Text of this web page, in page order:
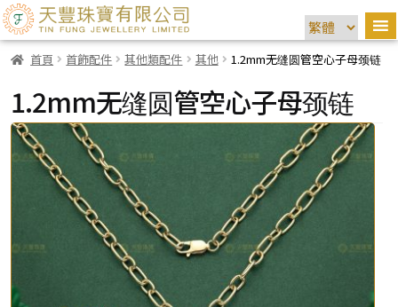
首頁 首飾配件 其他類配件 其他 1.2mm无缝圆管空心子母颈链
1.2mm无缝圆管空心子母颈链